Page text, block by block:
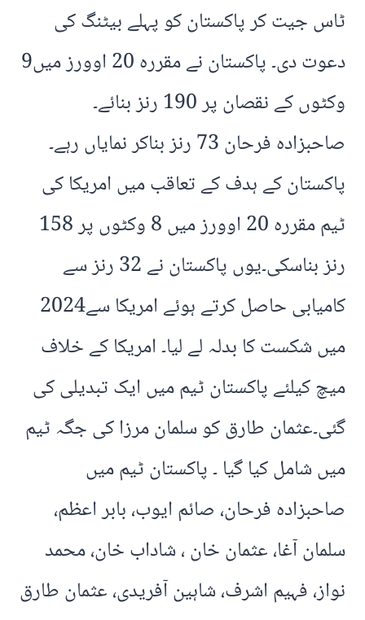
ٹاس جیت کر پاکستان کو پہلے بیٹنگ کی
دعوت دی۔ پاکستان نے مقررہ 20 اوورز میں9
وکٹوں کے نقصان پر 190 رنز بنائے۔
صاحبزادہ فرحان 73 رنز بناکر نمایاں رہے۔
پاکستان کے ہدف کے تعاقب میں امریکا کی
ٹیم مقررہ 20 اوورز میں 8 وکٹوں پر 158
رنز بناسکی۔یوں پاکستان نے 32 رنز سے
کامیابی حاصل کرتے ہوئے امریکا سے2024
میں شکست کا بدلہ لے لیا۔ امریکا کے خلاف
میچ کیلئے پاکستان ٹیم میں ایک تبدیلی کی
گئی۔عثمان طارق کو سلمان مرزا کی جگہ ٹیم
میں شامل کیا گیا ۔ پاکستان ٹیم میں
صاحبزادہ فرحان، صائم ایوب، بابر اعظم،
سلمان آغا، عثمان خان ، شاداب خان، محمد
نواز، فہیم اشرف، شاہین آفریدی، عثمان طارق